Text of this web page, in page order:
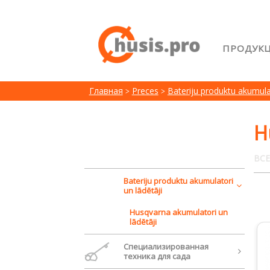
Главная Preces Bateriju produktu
Bateriju produktu akumulatori
un lādētāji
Husqvarna akumulatori un
lādētāji
Cпециализированная
техника для сада